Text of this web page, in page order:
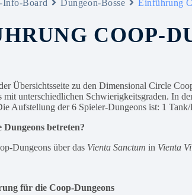
Info-Board Dungeon-Bosse Einführung
COOP-
Übersichtsseite zu den Dimensional Circle
mit unterschiedlichen Schwierigkeitsgraden. In
Aufstellung der 6 Spieler-Dungeons ist: 1
betreten?
Dungeons über das Vienta Sanctum in Vienta
für die Coop-Dungeons